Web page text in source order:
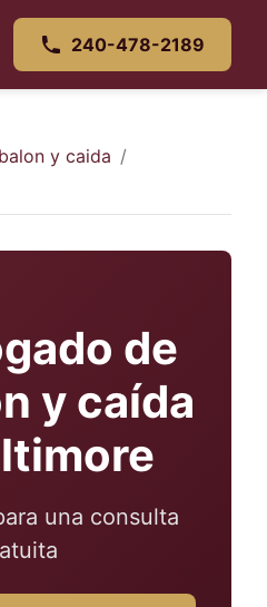
240-478-2189
y caida
de
y caída
una consulta